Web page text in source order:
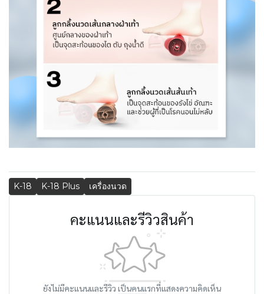
K-18 K-18 Plus เครื่องนวด
คะแนนและรีวิวสินค้า
ยังไม่มีคะแนนและรีวิว เป็นคนแรกที่แสดงความคิดเห็น